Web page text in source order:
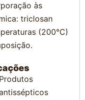
às
triclosan
(200°C)
Produtos